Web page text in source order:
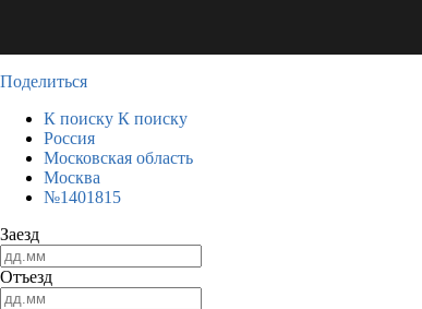
Поделиться
К поиску К поиску
Россия
Московская область
Москва
№1401815
Заезд
Отъезд